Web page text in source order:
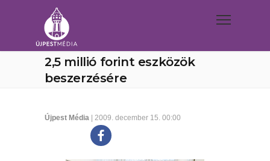
2,5 millió forint eszközök
beszerzésére
Újpest Média | 2009. december 15. 00:00